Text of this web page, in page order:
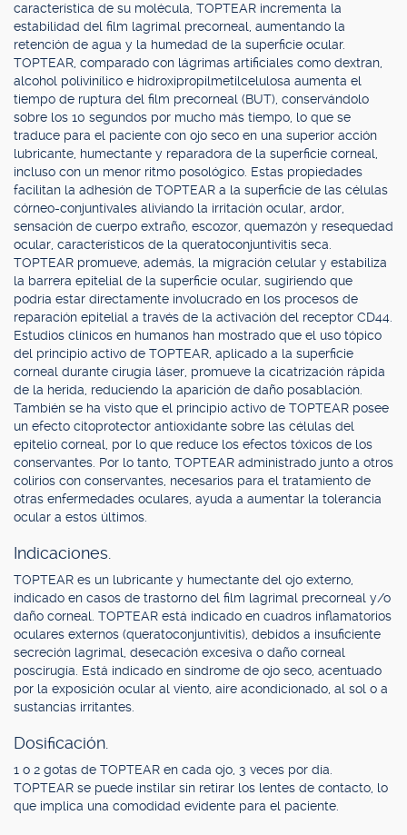
característica de su molécula, TOPTEAR incrementa la
estabilidad del film lagrimal precorneal, aumentando la
retención de agua y la humedad de la superficie ocular.
TOPTEAR, comparado con lágrimas artificiales como dextran,
alcohol polivinílico e hidroxipropilmetilcelulosa aumenta el
tiempo de ruptura del film precorneal (BUT), conservándolo
sobre los 10 segundos por mucho más tiempo, lo que se
traduce para el paciente con ojo seco en una superior acción
lubricante, humectante y reparadora de la superficie corneal,
incluso con un menor ritmo posológico. Estas propiedades
facilitan la adhesión de TOPTEAR a la superficie de las células
córneo-conjuntivales aliviando la irritación ocular, ardor,
sensación de cuerpo extraño, escozor, quemazón y resequedad
ocular, característicos de la queratoconjuntivitis seca.
TOPTEAR promueve, además, la migración celular y estabiliza
la barrera epitelial de la superficie ocular, sugiriendo que
podría estar directamente involucrado en los procesos de
reparación epitelial a través de la activación del receptor CD44.
Estudios clínicos en humanos han mostrado que el uso tópico
del principio activo de TOPTEAR, aplicado a la superficie
corneal durante cirugía láser, promueve la cicatrización rápida
de la herida, reduciendo la aparición de daño posablación.
También se ha visto que el principio activo de TOPTEAR posee
un efecto citoprotector antioxidante sobre las células del
epitelio corneal, por lo que reduce los efectos tóxicos de los
conservantes. Por lo tanto, TOPTEAR administrado junto a otros
colirios con conservantes, necesarios para el tratamiento de
otras enfermedades oculares, ayuda a aumentar la tolerancia
ocular a estos últimos.
Indicaciones.
TOPTEAR es un lubricante y humectante del ojo externo,
indicado en casos de trastorno del film lagrimal precorneal y/o
daño corneal. TOPTEAR está indicado en cuadros inflamatorios
oculares externos (queratoconjuntivitis), debidos a insuficiente
secreción lagrimal, desecación excesiva o daño corneal
poscirugía. Está indicado en síndrome de ojo seco, acentuado
por la exposición ocular al viento, aire acondicionado, al sol o a
sustancias irritantes.
Dosificación.
1 o 2 gotas de TOPTEAR en cada ojo, 3 veces por día.
TOPTEAR se puede instilar sin retirar los lentes de contacto, lo
que implica una comodidad evidente para el paciente.